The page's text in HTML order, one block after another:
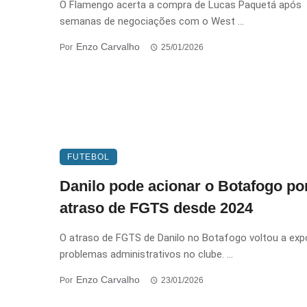
O Flamengo acerta a compra de Lucas Paquetá após
semanas de negociações com o West ...
Por Enzo Carvalho 25/01/2026
FUTEBOL
Danilo pode acionar o Botafogo
atraso de FGTS desde 2024
O atraso de FGTS de Danilo no Botafogo voltou a
problemas administrativos no clube. ...
Por Enzo Carvalho 23/01/2026